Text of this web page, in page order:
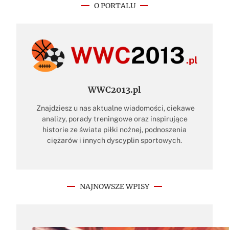
O PORTALU
WWC2013.pl
Znajdziesz u nas aktualne wiadomości, ciekawe
analizy, porady treningowe oraz inspirujące
historie ze świata piłki nożnej, podnoszenia
ciężarów i innych dyscyplin sportowych.
NAJNOWSZE WPISY